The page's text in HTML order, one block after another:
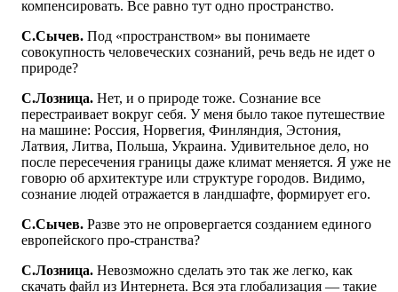
компенсировать. Все равно тут одно пространство.
С.Сычев. Под «пространством» вы понимаете
совокупность человеческих сознаний, речь ведь не идет о
природе?
С.Лозница. Нет, и о природе тоже. Сознание все
перестраивает вокруг себя. У меня было такое путешествие
на машине: Россия, Норвегия, Финляндия, Эстония,
Латвия, Литва, Польша, Украина. Удивительное дело, но
после пересечения границы даже климат меняется. Я уже не
говорю об архитектуре или структуре городов. Видимо,
сознание людей отражается в ландшафте, формирует его.
С.Сычев. Разве это не опровергается созданием единого
европейского про-странства?
С.Лозница. Невозможно сделать это так же легко, как
скачать файл из Интернета. Вся эта глобализация — такие